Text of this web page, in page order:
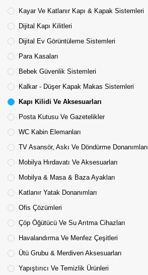
Kayar Ve Katlanır Kapı & Kapak Sistemleri
Dijital Kapı Kilitleri
Dijital Ev Görüntüleme Sistemleri
Para Kasaları
Bebek Güvenlik Sistemleri
Kalkar - Düşer Kapak Makas Sistemleri
Kapı Kilidi Ve Aksesuarları
Posta Kutusu Ve Gazetelikler
WC Kabin Elemanları
TV Asansör, Askı Ve Döndürme Donanımları
Mobilya Hırdavatı Ve Aksesuarları
Mobilya & Masa & Baza Ayakları
Katlanır Yatak Donanımları
Ofis Çözümleri
Çöp Öğütücü Ve Su Arıtma Cihazları
Havalandırma Ve Menfez Çeşitleri
Ütü Grubu & Merdiven Aksesuarları
Yapıştırıcı Ve Temizlik Ürünleri